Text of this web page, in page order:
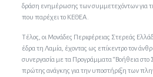
δράση ενημέρωσης των συμμετεχόντων για
που παρέχει το ΚΕΘΕΑ.
Τέλος, οι Μονάδες Περιφέρειας Στερεάς
έδρα τη Λαμία, έχοντας ως επίκεντρο τον
συνεργασία με τα Προγράμματα “Βοήθεια στο
πρώτης ανάγκης για την υποστήριξη των